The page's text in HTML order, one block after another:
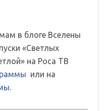
в блоге Вселены
«Светлых
на Роса ТВ
или на